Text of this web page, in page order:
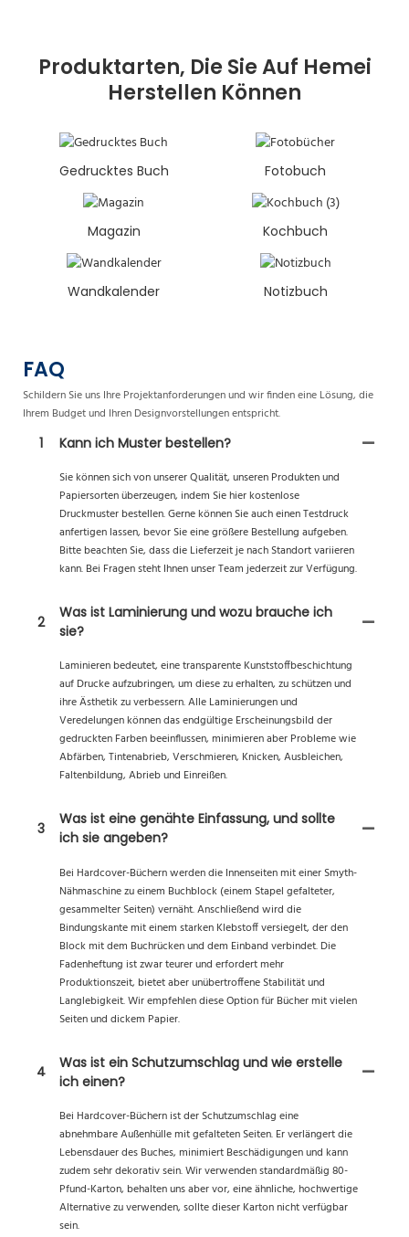
Produktarten, Die Sie Auf Hemei
Herstellen Können
Gedrucktes Buch Fotobuch
Magazin Kochbuch
Wandkalender Notizbuch
FAQ
Schildern Sie uns Ihre Projektanforderungen und wir finden eine Lösung, die
Ihrem Budget und Ihren Designvorstellungen entspricht.
1
Kann ich Muster bestellen?
Sie können sich von unserer Qualität, unseren Produkten und
Papiersorten überzeugen, indem Sie hier kostenlose
Druckmuster bestellen. Gerne können Sie auch einen Testdruck
anfertigen lassen, bevor Sie eine größere Bestellung aufgeben.
Bitte beachten Sie, dass die Lieferzeit je nach Standort variieren
kann. Bei Fragen steht Ihnen unser Team jederzeit zur Verfügung.
2
Was ist Laminierung und wozu brauche ich
sie?
Laminieren bedeutet, eine transparente Kunststoffbeschichtung
auf Drucke aufzubringen, um diese zu erhalten, zu schützen und
ihre Ästhetik zu verbessern. Alle Laminierungen und
Veredelungen können das endgültige Erscheinungsbild der
gedruckten Farben beeinflussen, minimieren aber Probleme wie
Abfärben, Tintenabrieb, Verschmieren, Knicken, Ausbleichen,
Faltenbildung, Abrieb und Einreißen.
3
Was ist eine genähte Einfassung, und sollte
ich sie angeben?
Bei Hardcover-Büchern werden die Innenseiten mit einer Smyth-
Nähmaschine zu einem Buchblock (einem Stapel gefalteter,
gesammelter Seiten) vernäht. Anschließend wird die
Bindungskante mit einem starken Klebstoff versiegelt, der den
Block mit dem Buchrücken und dem Einband verbindet. Die
Fadenheftung ist zwar teurer und erfordert mehr
Produktionszeit, bietet aber unübertroffene Stabilität und
Langlebigkeit. Wir empfehlen diese Option für Bücher mit vielen
Seiten und dickem Papier.
4
Was ist ein Schutzumschlag und wie erstelle
ich einen?
Bei Hardcover-Büchern ist der Schutzumschlag eine
abnehmbare Außenhülle mit gefalteten Seiten. Er verlängert die
Lebensdauer des Buches, minimiert Beschädigungen und kann
zudem sehr dekorativ sein. Wir verwenden standardmäßig 80-
Pfund-Karton, behalten uns aber vor, eine ähnliche, hochwertige
Alternative zu verwenden, sollte dieser Karton nicht verfügbar
sein.